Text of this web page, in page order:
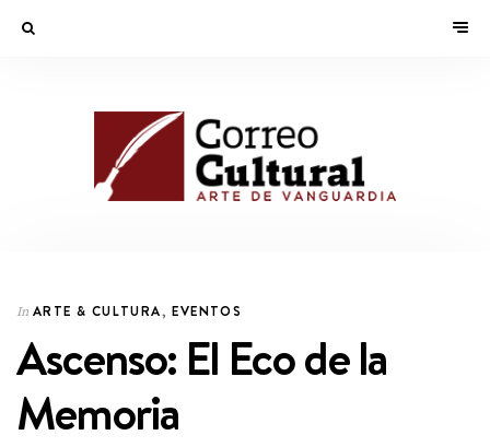
In ARTE & CULTURA,EVENTOS
Ascenso: El Eco de la
Memoria